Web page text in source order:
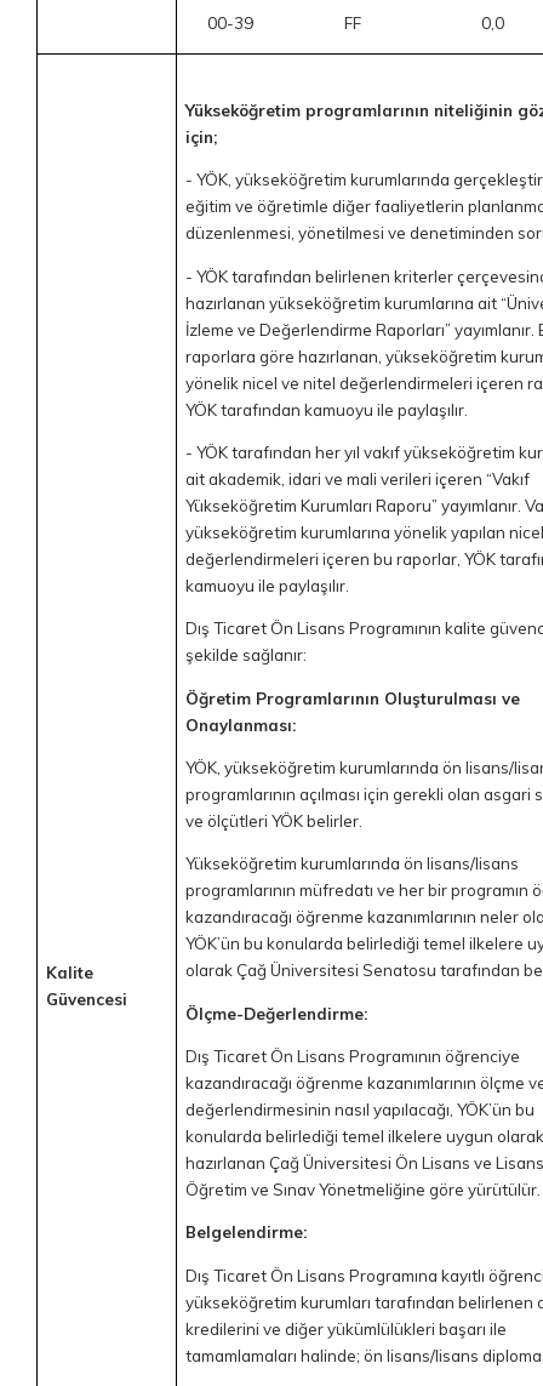
00-39 FF 0,0
Kalite
Güvencesi
Yükseköğretim programlarının niteliğinin
için;
- YÖK, yükseköğretim kurumlarında
eğitim ve öğretimle diğer faaliyetlerin
düzenlenmesi, yönetilmesi ve denetiminden
- YÖK tarafından belirlenen kriterler
hazırlanan yükseköğretim kurumlarına ait
İzleme ve Değerlendirme Raporları” yayımlanır.
raporlara göre hazırlanan, yükseköğretim
yönelik nicel ve nitel değerlendirmeleri içeren
YÖK tarafından kamuoyu ile paylaşılır.
- YÖK tarafından her yıl vakıf yükseköğretim
ait akademik, idari ve mali verileri içeren “Vakıf
Yükseköğretim Kurumları Raporu” yayımlanır.
yükseköğretim kurumlarına yönelik yapılan
değerlendirmeleri içeren bu raporlar, YÖK
kamuoyu ile paylaşılır.
Dış Ticaret Ön Lisans Programının kalite
şekilde sağlanır:
Öğretim Programlarının Oluşturulması ve
Onaylanması:
YÖK, yükseköğretim kurumlarında ön lisans/
programlarının açılması için gerekli olan asgari
ve ölçütleri YÖK belirler.
Yükseköğretim kurumlarında ön lisans/lisans
programlarının müfredatı ve her bir programın
kazandıracağı öğrenme kazanımlarının neler
YÖK’ün bu konularda belirlediği temel ilkelere
olarak Çağ Üniversitesi Senatosu tarafından
Ölçme-Değerlendirme:
Dış Ticaret Ön Lisans Programının öğrenciye
kazandıracağı öğrenme kazanımlarının ölçme
değerlendirmesinin nasıl yapılacağı, YÖK’ün bu
konularda belirlediği temel ilkelere uygun
hazırlanan Çağ Üniversitesi Ön Lisans ve
Öğretim ve Sınav Yönetmeliğine göre yürütülür.
Belgelendirme:
Dış Ticaret Ön Lisans Programına kayıtlı
yükseköğretim kurumları tarafından belirlenen
kredilerini ve diğer yükümlülükleri başarı ile
tamamlamaları halinde; ön lisans/lisans